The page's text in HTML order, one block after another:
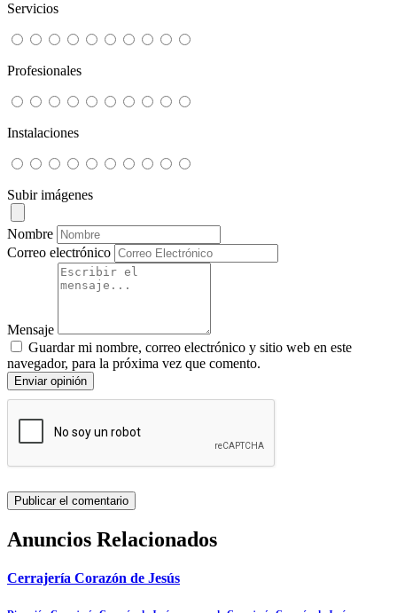
Servicios
Profesionales
Instalaciones
Subir imágenes
Nombre
Correo electrónico
Mensaje
Guardar mi nombre, correo electrónico y sitio web en este
navegador, para la próxima vez que comento.
Enviar opinión
Anuncios Relacionados
Cerrajería Corazón de Jesús